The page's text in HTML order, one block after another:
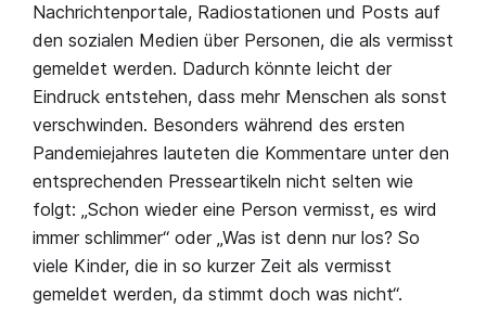
Nachrichtenportale, Radiostationen und Posts auf
den sozialen Medien über Personen, die als vermisst
gemeldet werden. Dadurch könnte leicht der
Eindruck entstehen, dass mehr Menschen als sonst
verschwinden. Besonders während des ersten
Pandemiejahres lauteten die Kommentare unter den
entsprechenden Presseartikeln nicht selten wie
folgt: „Schon wieder eine Person vermisst, es wird
immer schlimmer“ oder „Was ist denn nur los? So
viele Kinder, die in so kurzer Zeit als vermisst
gemeldet werden, da stimmt doch was nicht“.